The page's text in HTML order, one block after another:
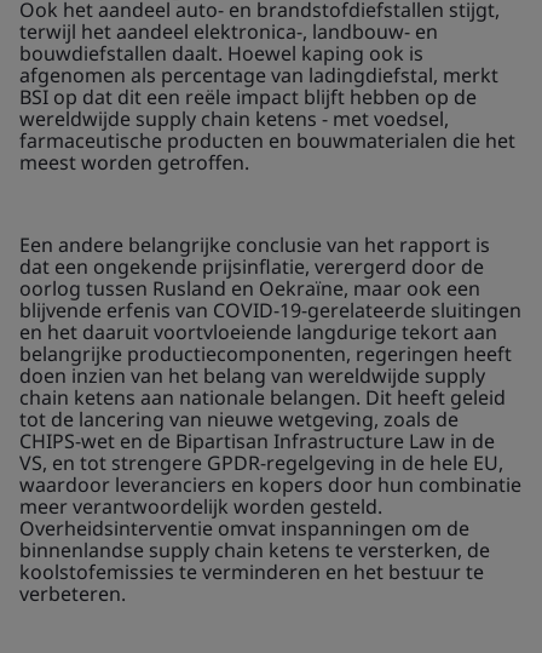
Ook het aandeel auto- en brandstofdiefstallen stijgt,
terwijl het aandeel elektronica-, landbouw- en
bouwdiefstallen daalt. Hoewel kaping ook is
afgenomen als percentage van ladingdiefstal, merkt
BSI op dat dit een reële impact blijft hebben op de
wereldwijde supply chain ketens - met voedsel,
farmaceutische producten en bouwmaterialen die het
meest worden getroffen.
Een andere belangrijke conclusie van het rapport is
dat een ongekende prijsinflatie, verergerd door de
oorlog tussen Rusland en Oekraïne, maar ook een
blijvende erfenis van COVID-19-gerelateerde sluitingen
en het daaruit voortvloeiende langdurige tekort aan
belangrijke productiecomponenten, regeringen heeft
doen inzien van het belang van wereldwijde supply
chain ketens aan nationale belangen. Dit heeft geleid
tot de lancering van nieuwe wetgeving, zoals de
CHIPS-wet en de Bipartisan Infrastructure Law in de
VS, en tot strengere GPDR-regelgeving in de hele EU,
waardoor leveranciers en kopers door hun combinatie
meer verantwoordelijk worden gesteld.
Overheidsinterventie omvat inspanningen om de
binnenlandse supply chain ketens te versterken, de
koolstofemissies te verminderen en het bestuur te
verbeteren.